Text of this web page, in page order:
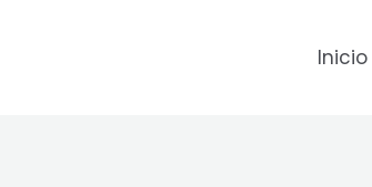
Inicio